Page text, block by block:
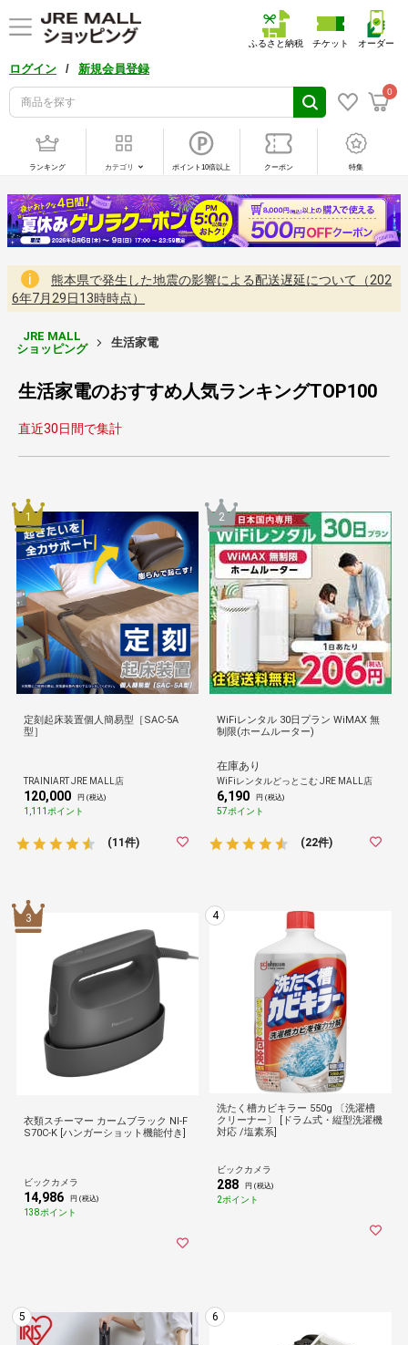
ログイン / 新規会員登録
0
ふるさと納税 チケット オーダー
ランキング カテゴリ ポイント10倍以上 クーポン 特集
熊本県で発生した地震の影響による配送遅延について（202
6年7月29日13時時点）
JRE MALL
ショッピング
生活家電
生活家電のおすすめ人気ランキングTOP100
直近30日間で集計
1
定刻起床装置個人簡易型［SAC-5A
型］
TRAINIART JRE MALL店
120,000 円 (税込)
1,111ポイント
(11件)
2
WiFiレンタル 30日プラン WiMAX 無
制限(ホームルーター)
在庫あり
WiFiレンタルどっとこむ JRE MALL店
6,190 円 (税込)
57ポイント
(22件)
3
衣類スチーマー カームブラック NI-F
S70C-K [ハンガーショット機能付き]
ビックカメラ
14,986 円 (税込)
138ポイント
4
洗たく槽カビキラー 550g 〔洗濯槽
クリーナー〕 [ドラム式・縦型洗濯機
対応 /塩素系]
ビックカメラ
288 円 (税込)
2ポイント
5 6